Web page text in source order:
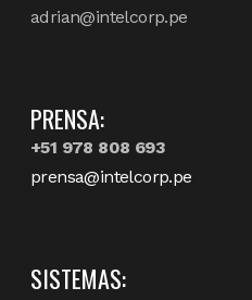
adrian@intelcorp.pe
PRENSA:
+51 978 808 693
prensa@intelcorp.pe
SISTEMAS: